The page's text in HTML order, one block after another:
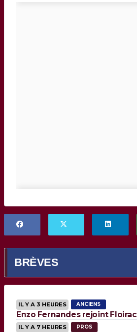
BRÈVES
IL Y A 3 HEURES ANCIENS
Enzo Fernandes rejoint Floirac
IL Y A 7 HEURES PROS